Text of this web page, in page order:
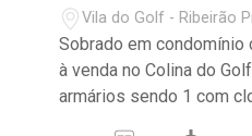
Vila do Golf - Ribeirão
Sobrado em
à venda no Colina do
armários sendo 1 com